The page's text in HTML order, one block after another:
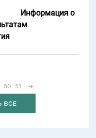
Информация о
50 51 →
все